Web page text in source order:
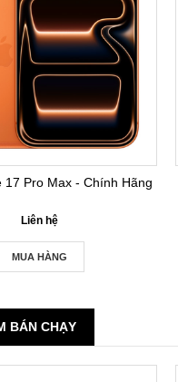
17 Pro Max - Chính Hãng
Liên hệ
MUA HÀNG
BÁN CHẠY